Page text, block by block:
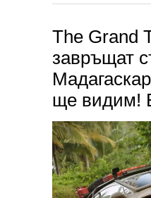
The Grand
завръщат
ще видим!